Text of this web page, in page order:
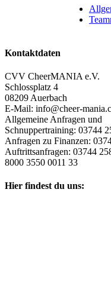
Kontaktdaten
CVV CheerMANIA e.V.
Schlossplatz 4
08209 Auerbach
E-Mail: info@cheer-
Allgemeine Anfragen und
Schnuppertraining: 03744
Anfragen zu Finanzen:
Auftrittsanfragen: 03744
8000 3550 0011 33
Hier findest du uns: